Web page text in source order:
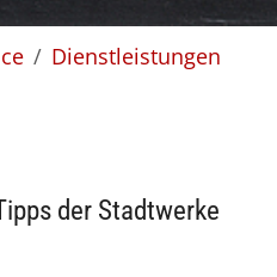
Dienstleistungen
der Stadtwerke